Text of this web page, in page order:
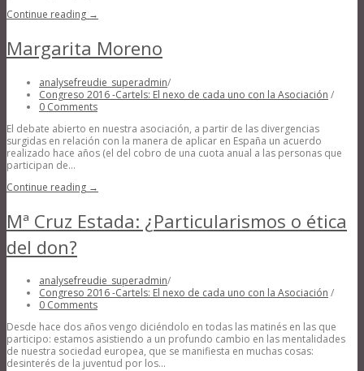
Continue reading →
Margarita Moreno
analysefreudie_superadmin/
Congreso 2016 -Cartels: El nexo de cada uno con la Asociación /
0 Comments
El debate abierto en nuestra asociación, a partir de las divergencias
surgidas en relación con la manera de aplicar en España un acuerdo
realizado hace años (el del cobro de una cuota anual a las personas que
participan de...
Continue reading →
Mª Cruz Estada: ¿Particularismos o ética
del don?
analysefreudie_superadmin/
Congreso 2016 -Cartels: El nexo de cada uno con la Asociación /
0 Comments
Desde hace dos años vengo diciéndolo en todas las matinés en las que
participo: estamos asistiendo a un profundo cambio en las mentalidades
de nuestra sociedad europea, que se manifiesta en muchas cosas:
desinterés de la juventud por los...